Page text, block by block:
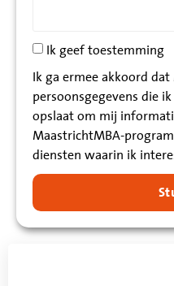
Ik geef toestemming
Ik ga ermee akkoord
persoonsgegevens die
opslaat om mij
MaastrichtMBA-
diensten waarin ik